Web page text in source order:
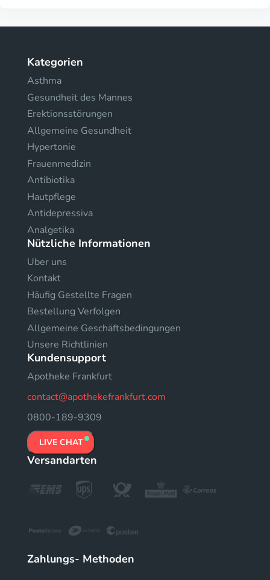
Kategorien
Asthma
Gesundheit des Mannes
Erektionsstörungen
Allgemeine Gesundheit
Hypertonie
Frauenmedizin
Antibiotika
Hautpflege
Antidepressiva
Analgetika
Nützliche Informationen
Uber uns
Kontakt
Häufig Gestellte Fragen
Bestellung Verfolgen
Allgemeine Geschäftsbedingungen
Unsere Richtlinien
Kundensupport
Apotheke Frankfurt
contact@apothekefrankfurt.com
0800-189-9309
LIVE CHAT
Versandarten
Zahlungs- Methoden